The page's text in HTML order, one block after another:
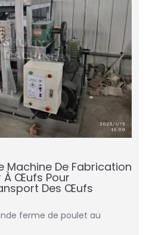
Machine De Fabrication
À Œufs Pour
Des Œufs
ferme de poulet au